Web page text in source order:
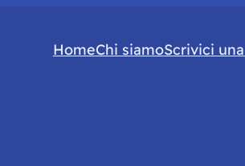
HomeChi siamoScrivici